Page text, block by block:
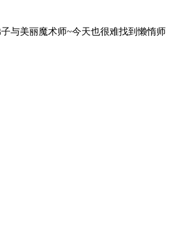
子与美丽魔术师~今天也很难找到懒惰师